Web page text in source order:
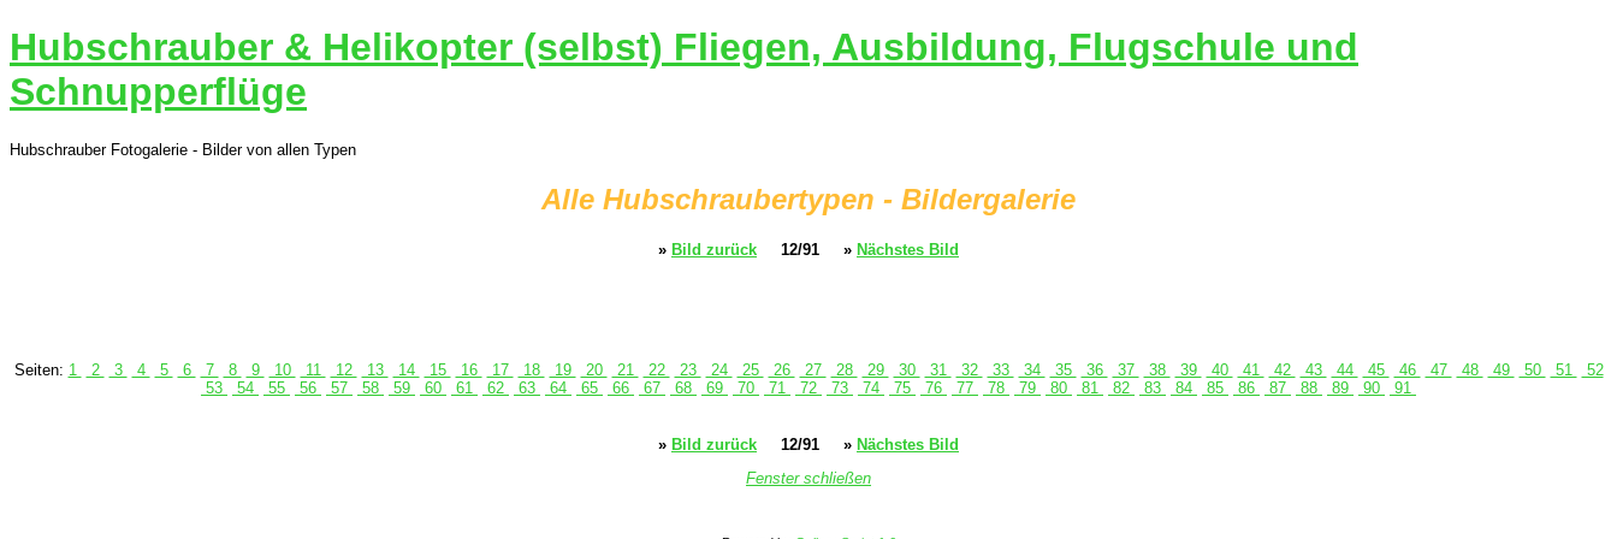
Hubschrauber & Helikopter (selbst) Fliegen, Ausbildung, Flugschule und
Schnupperflüge
Hubschrauber Fotogalerie - Bilder von allen Typen
Alle Hubschraubertypen - Bildergalerie
» Bild zurück 12/91 » Nächstes Bild
Seiten: 1 2 3 4 5 6 7 8 9 10 11 12 13 14 15 16 17 18 19 20 21 22 23 24 25 26 27 28 29 30 31 32 33 34 35 36 37 38 39 40 41 42 43 44 45 46 47 48 49 50 51
52
53
54 55 56 57 58 59 60 61 62 63 64 65 66 67 68 69 70 71 72 73 74 75 76 77 78 79 80 81 82 83 84 85 86 87 88 89 90 91
» Bild zurück 12/91 » Nächstes Bild
Fenster schließen